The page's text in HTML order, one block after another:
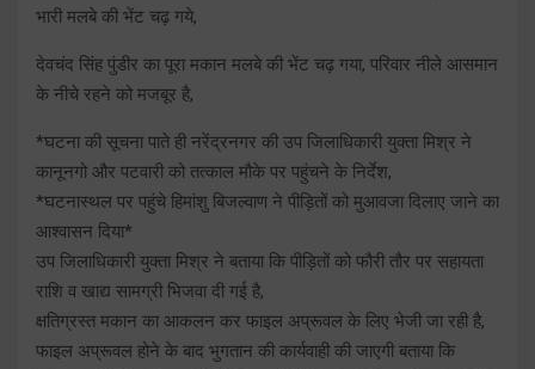
भारी मलबे की भेंट चढ़ गये,
देवचंद सिंह पुंडीर का पूरा मकान मलबे की भेंट चढ़ गया, परिवार नीले आसमान
के नीचे रहने को मजबूर है,
*घटना की सूचना पाते ही नरेंद्रनगर की उप जिलाधिकारी युक्ता मिश्र ने
कानूनगो और पटवारी को तत्काल मौके पर पहुंचने के निर्देश,
*घटनास्थल पर पहुंचे हिमांशु बिजल्वाण ने पीड़ितों को मुआवजा दिलाए जाने का
आश्वासन दिया*
उप जिलाधिकारी युक्ता मिश्र ने बताया कि पीड़ितों को फौरी तौर पर सहायता
राशि व खाद्य सामग्री भिजवा दी गई है,
क्षतिग्रस्त मकान का आकलन कर फाइल अप्रूवल के लिए भेजी जा रही है,
फाइल अप्रूवल होने के बाद भुगतान की कार्यवाही की जाएगी बताया कि